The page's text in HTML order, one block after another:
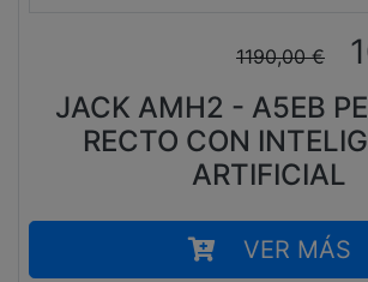
1190,00 €
JACK AMH2 - A5EB
RECTO CON
ARTIFICIAL
VER MÁS